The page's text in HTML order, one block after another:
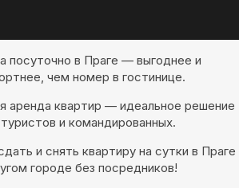
посуточно в Праге — выгоднее и
чем номер в гостинице.
аренда квартир — идеальное решение
и командированных.
и снять квартиру на сутки в Праге
городе без посредников!